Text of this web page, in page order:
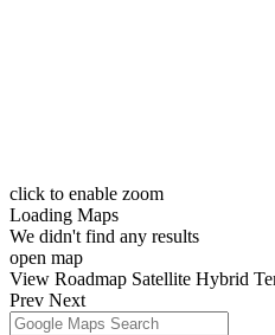
click to enable zoom
Loading Maps
We didn't find any results
open map
View Roadmap Satellite Hybrid
Prev Next